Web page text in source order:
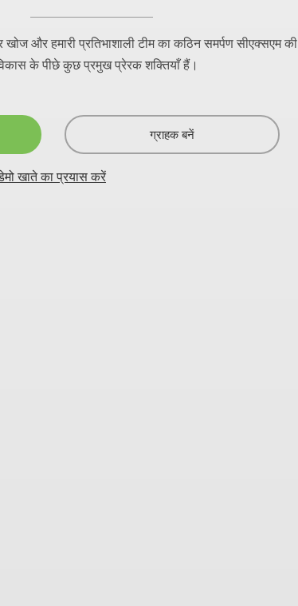
और हमारी प्रतिभाशाली टीम का कठिन समर्पण सीएक्सएम की
के पीछे कुछ प्रमुख प्रेरक शक्तियाँ हैं।
ग्राहक बनें
खाते का प्रयास करें